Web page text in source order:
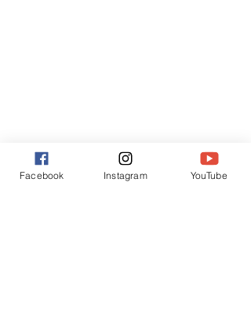
Facebook Instagram YouTube